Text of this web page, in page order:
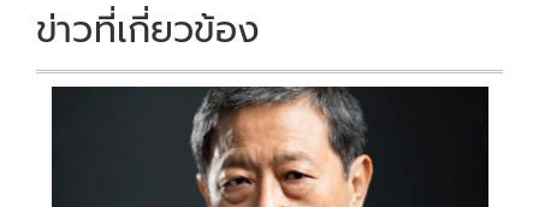
ข่าวที่เกี่ยวข้อง